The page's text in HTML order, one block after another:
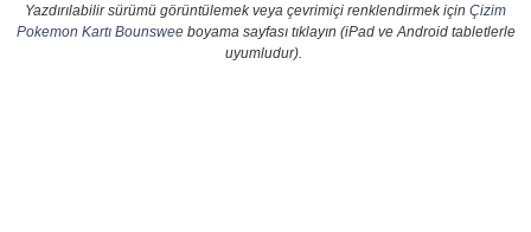
Yazdırılabilir sürümü görüntülemek veya çevrimiçi renklendirmek için Çizim
Pokemon Kartı Bounsweeboyama sayfası tıklayın (iPad ve Android tabletlerle
uyumludur).